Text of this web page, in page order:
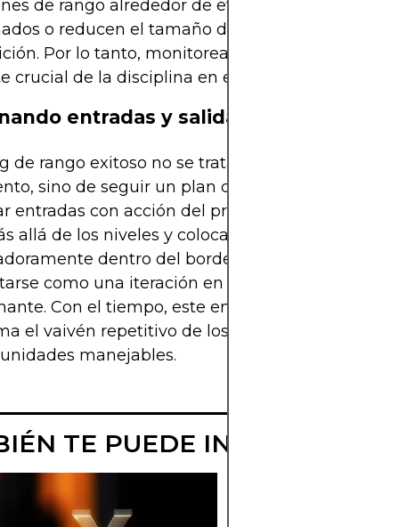
de rango alrededor de eventos importantes
o reducen el tamaño de la posición para
Por lo tanto, monitorear un calendario
crucial de la disciplina en el trading de rango.
entradas y salidas en un plan
de rango exitoso no se trata de adivinar el
sino de seguir un plan consistente: definir
entradas con acción del precio o indicadores,
allá de los niveles y colocar tomas de
dentro del borde opuesto. Cada
como una iteración en una serie, no como
Con el tiempo, este enfoque estructurado
el vaivén repetitivo de los rangos en un flujo
manejables.
TE PUEDE INTERESAR